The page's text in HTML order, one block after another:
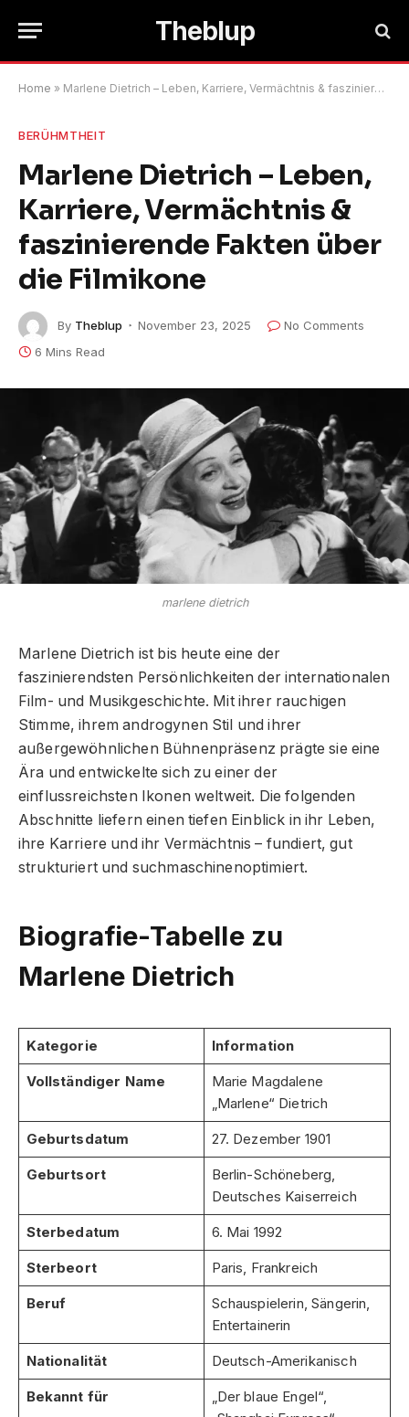
Theblup
Home » Marlene Dietrich – Leben, Karriere, Vermächtnis & faszinierende Fakten über die Filmikone
BERÜHMTHEIT
Marlene Dietrich – Leben,
Karriere, Vermächtnis &
faszinierende Fakten über
die Filmikone
By Theblup November 23, 2025
No Comments
6 Mins Read
marlene dietrich
Marlene Dietrich ist bis heute eine der
faszinierendsten Persönlichkeiten der internationalen
Film- und Musikgeschichte. Mit ihrer rauchigen
Stimme, ihrem androgynen Stil und ihrer
außergewöhnlichen Bühnenpräsenz prägte sie eine
Ära und entwickelte sich zu einer der
einflussreichsten Ikonen weltweit. Die folgenden
Abschnitte liefern einen tiefen Einblick in ihr Leben,
ihre Karriere und ihr Vermächtnis – fundiert, gut
strukturiert und suchmaschinenoptimiert.
Biografie-Tabelle zu
Marlene Dietrich
Kategorie Information
Vollständiger Name
Marie Magdalene
„Marlene“ Dietrich
Geburtsdatum 27. Dezember 1901
Geburtsort
Berlin-Schöneberg,
Deutsches Kaiserreich
Sterbedatum 6. Mai 1992
Sterbeort Paris, Frankreich
Beruf
Schauspielerin, Sängerin,
Entertainerin
Nationalität Deutsch-Amerikanisch
Bekannt für
„Der blaue Engel“,